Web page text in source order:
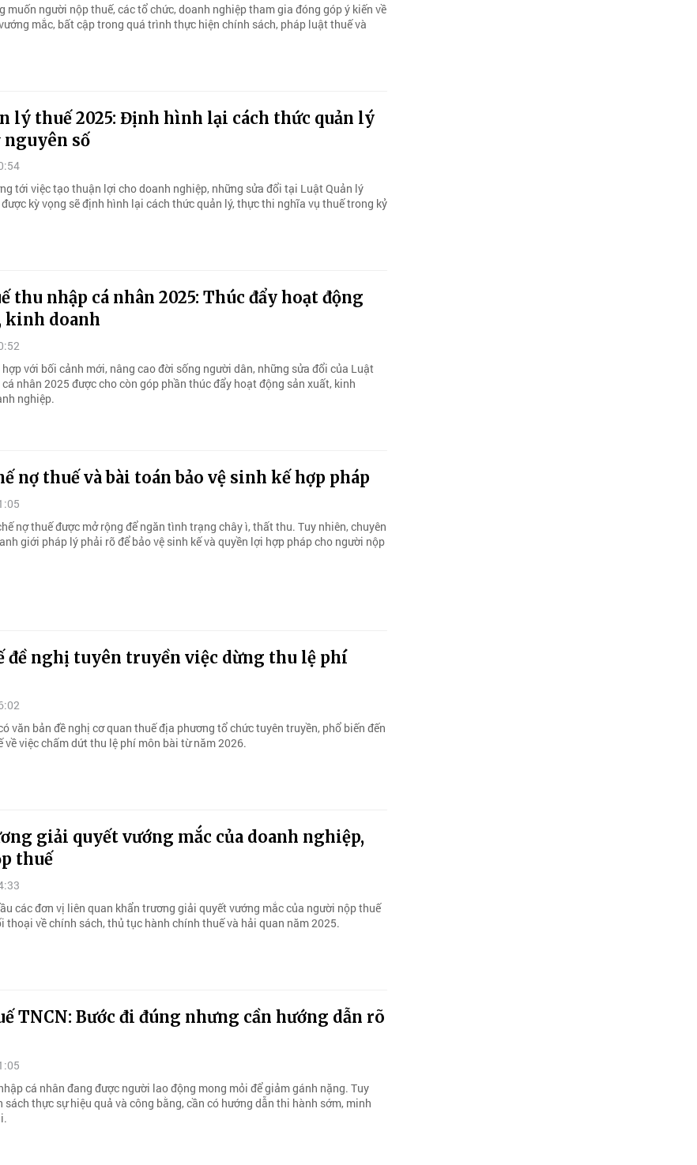
muốn người nộp thuế, các tổ chức, doanh nghiệp tham gia đóng góp ý kiến về
mắc, bất cập trong quá trình thực hiện chính sách, pháp luật thuế và
lý thuế 2025: Định hình lại cách thức quản lý
số
tới việc tạo thuận lợi cho doanh nghiệp, những sửa đổi tại Luật Quản lý
kỳ vọng sẽ định hình lại cách thức quản lý, thực thi nghĩa vụ thuế trong kỷ
thu nhập cá nhân 2025: Thúc đẩy hoạt động
kinh doanh
với bối cảnh mới, nâng cao đời sống người dân, những sửa đổi của Luật
nhân 2025 được cho còn góp phần thúc đẩy hoạt động sản xuất, kinh
nghiệp.
nợ thuế và bài toán bảo vệ sinh kế hợp pháp
nợ thuế được mở rộng để ngăn tình trạng chây ì, thất thu. Tuy nhiên, chuyên
giới pháp lý phải rõ để bảo vệ sinh kế và quyền lợi hợp pháp cho người nộp
đề nghị tuyên truyền việc dừng thu lệ phí
văn bản đề nghị cơ quan thuế địa phương tổ chức tuyên truyền, phổ biến đến
về việc chấm dứt thu lệ phí môn bài từ năm 2026.
giải quyết vướng mắc của doanh nghiệp,
thuế
các đơn vị liên quan khẩn trương giải quyết vướng mắc của người nộp thuế
thoại về chính sách, thủ tục hành chính thuế và hải quan năm 2025.
TNCN: Bước đi đúng nhưng cần hướng dẫn rõ
cá nhân đang được người lao động mong mỏi để giảm gánh nặng. Tuy
sách thực sự hiệu quả và công bằng, cần có hướng dẫn thi hành sớm, minh